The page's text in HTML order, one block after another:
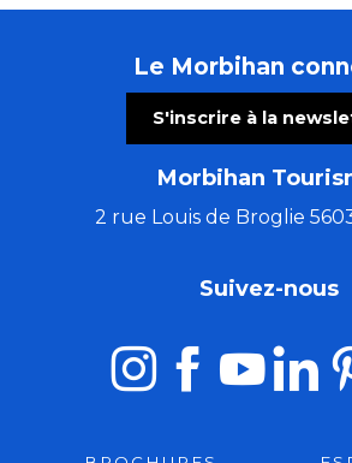
Concert musique baroque :
Atelier créatif avec Cécile White
Morgan of Glencoe, chant & harpe
Les Ateliers bois de l'été (5 à 7
Tournoi de jeu vidéo écran géant :
Barbecue Guinguette
Le Morbihan
S'inscrire à la
Morbihan
2 rue Louis de Broglie
Suivez-nous